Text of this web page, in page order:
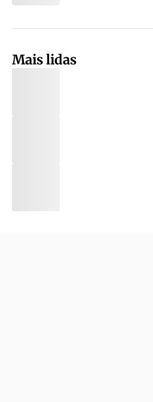
Mais lidas